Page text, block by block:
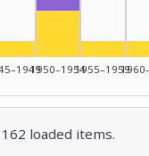
Actor, 1945–1949: 1
Actor,
Fordító,
1950–1954
Actor,
1955–1959
loaded items.